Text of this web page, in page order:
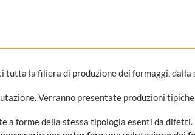
la filiera di produzione dei formaggi,
Verranno presentate produzioni
a forme della stessa tipologia esenti da difetti.